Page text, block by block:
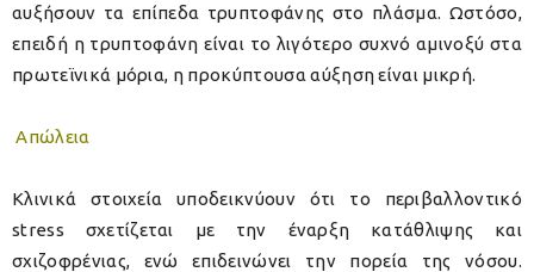
αυξήσουν τα επίπεδα τρυπτοφάνης στο πλάσμα. Ωστόσο,
επειδή η τρυπτοφάνη είναι το λιγότερο συχνό αμινοξύ στα
πρωτεϊνικά μόρια, η προκύπτουσα αύξηση είναι μικρή.
Απώλεια
Κλινικά στοιχεία υποδεικνύουν ότι το περιβαλλοντικό
stress σχετίζεται με την έναρξη κατάθλιψης και
σχιζοφρένιας, ενώ επιδεινώνει την πορεία της νόσου.